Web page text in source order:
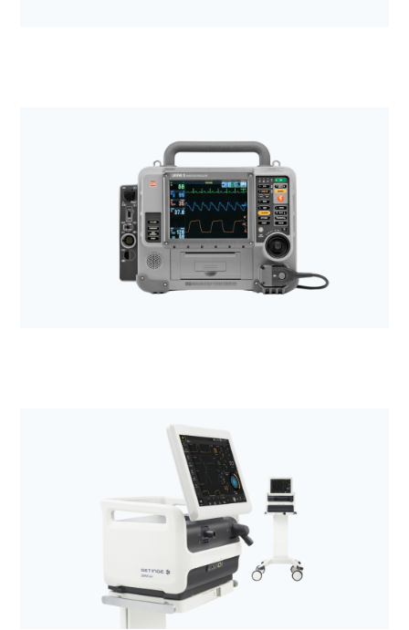
Anestezjologia i aparatura medyczna
Wózki transportowe
Anestezjologia i aparatura medyczna
Defibrylatory LIFEPAK